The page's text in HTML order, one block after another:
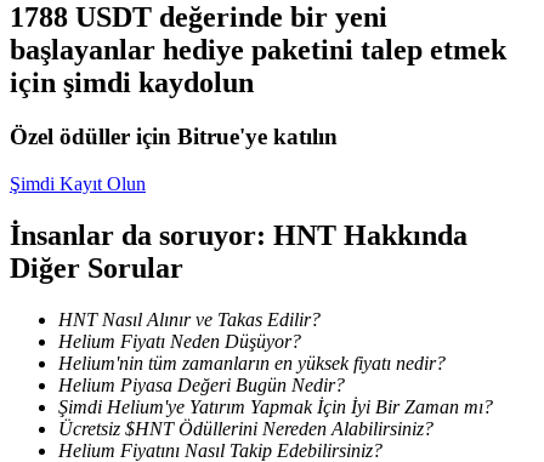
Launchpool
Popüler token'lar kazanmak için esnek staking
BTR Kilitleme
BTR sahiplerine özel yatırımlar
1788 USDT değerinde bir yeni
başlayanlar hediye paketini talep etmek
için şimdi kaydolun
Özel ödüller için Bitrue'ye katılın
Şimdi Kayıt Olun
İnsanlar da soruyor: HNT Hakkında
Diğer Sorular
HNT Nasıl Alınır ve Takas Edilir?
Helium Fiyatı Neden Düşüyor?
Helium'nin tüm zamanların en yüksek fiyatı nedir?
Helium Piyasa Değeri Bugün Nedir?
Şimdi Helium'ye Yatırım Yapmak İçin İyi Bir Zaman mı?
Ücretsiz $HNT Ödüllerini Nereden Alabilirsiniz?
Helium Fiyatını Nasıl Takip Edebilirsiniz?